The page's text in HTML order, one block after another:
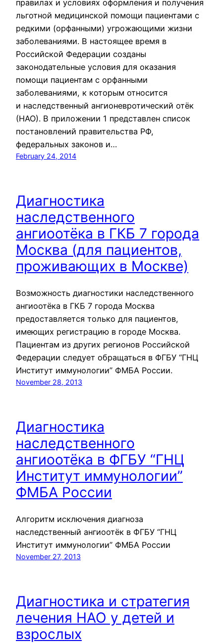
правилах и условиях оформления и получения
льготной медицинской помощи пациентами с
редкими (орфанными) угрожающими жизни
заболеваниями. В настоящее время в
Российской Федерации созданы
законодательные условия для оказания
помощи пациентам с орфанными
заболеваниями, к которым относится
и наследственный ангионевротический отёк
(НАО). В приложении 1 представлен список
постановлений правительства РФ,
федеральных законов и…
February 24, 2014
Диагностика
наследственного
ангиоотёка в ГКБ 7 города
Москва (для пациентов,
проживающих в Москве)
Возможность диагностики наследственного
ангиоотёка в ГКБ 7 города Москва
предоставляется только для пациентов,
имеющих регистрацию в городе Москва.
Пациентам из других регионов Российской
Федерации следует обращаться в ФГБУ “ГНЦ
Институт иммунологии” ФМБА России.
November 28, 2013
Диагностика
наследственного
ангиоотёка в ФГБУ “ГНЦ
Институт иммунологии”
ФМБА России
Алгоритм исключения диагноза
наследственный ангиоотёк в ФГБУ “ГНЦ
Институт иммунологии” ФМБА России
November 27, 2013
Диагностика и стратегия
лечения НАО у детей и
взрослых